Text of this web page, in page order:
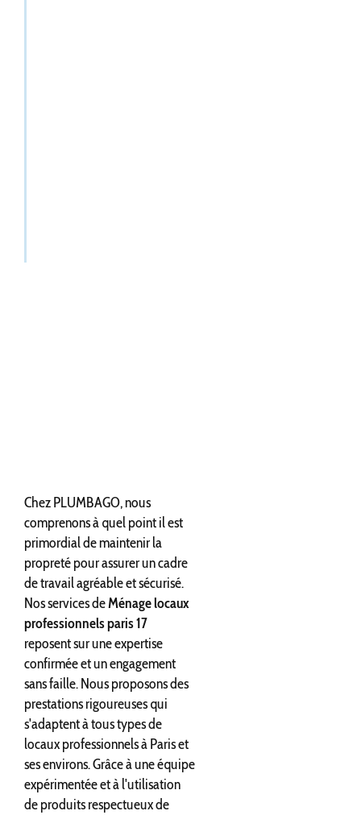
Chez PLUMBAGO, nous
comprenons à quel point il est
primordial de maintenir la
propreté pour assurer un cadre
de travail agréable et sécurisé.
Nos services deMénage locaux
professionnels paris 17
reposent sur une expertise
confirmée et un engagement
sans faille. Nous proposons des
prestations rigoureuses qui
s'adaptent à tous types de
locaux professionnels à Paris et
ses environs. Grâce à une équipe
expérimentée et à l'utilisation
de produits respectueux de